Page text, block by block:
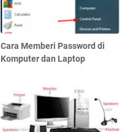
Cara Memberi Password di
Komputer dan Laptop